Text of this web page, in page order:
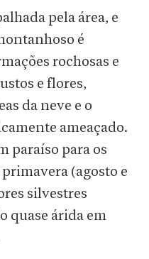
pela área, e
é
rochosas e
e flores,
da neve e o
ameaçado.
paraíso para os
(agosto e
silvestres
quase árida em